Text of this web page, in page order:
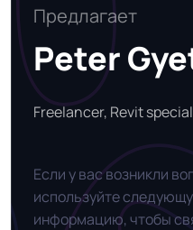
Предлагает
Peter
Freelancer, Revit
Если у вас возникли
используйте
информацию, чтобы